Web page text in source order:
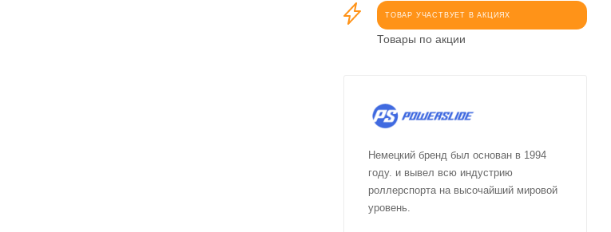
ТОВАР УЧАСТВУЕТ В АКЦИЯХ
Товары по акции
Немецкий бренд был основан в 1994
году. и вывел всю индустрию
роллерспорта на высочайший мировой
уровень.